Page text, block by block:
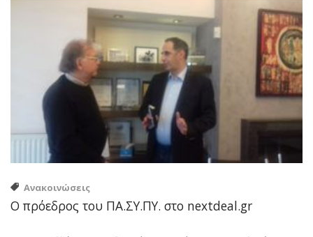
Ανακοινώσεις
Ο πρόεδρος του ΠΑ.ΣΥ.ΠΥ. στο nextdeal.gr